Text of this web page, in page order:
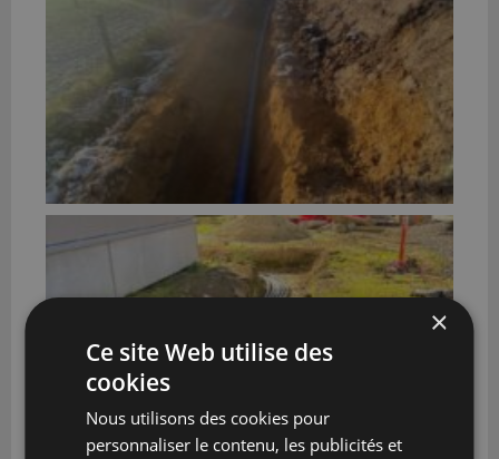
×
Ce site Web utilise des
cookies
Nous utilisons des cookies pour
personnaliser le contenu, les publicités et